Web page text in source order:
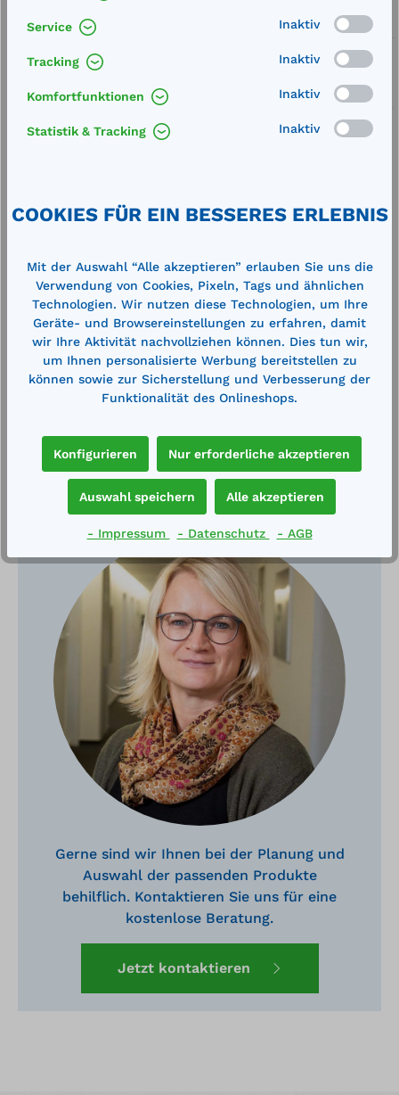
Service
Lieferung frei Haus
Zertifizierte Qualität
Beschreibung
Rückhaltekapazität: 167 Liter Gewicht: 8 kgDie
kompakte und flexible Auffangwanne läs…Mehr
Technische Daten
Haben Sie Fragen?
Gerne sind wir Ihnen bei der Planung und
Auswahl der passenden Produkte
behilflich. Kontaktieren Sie uns für eine
kostenlose Beratung.
Jetzt kontaktieren
Service Inaktiv
Tracking Inaktiv
Komfortfunktionen Inaktiv
Statistik & Tracking Inaktiv
COOKIES FÜR EIN BESSERES ERLEBNIS
Mit der Auswahl “Alle akzeptieren” erlauben Sie uns die
Verwendung von Cookies, Pixeln, Tags und ähnlichen
Technologien. Wir nutzen diese Technologien, um Ihre
Geräte- und Browsereinstellungen zu erfahren, damit
wir Ihre Aktivität nachvollziehen können. Dies tun wir,
um Ihnen personalisierte Werbung bereitstellen zu
können sowie zur Sicherstellung und Verbesserung der
Funktionalität des Onlineshops.
Konfigurieren Nur erforderliche akzeptieren
Auswahl speichern Alle akzeptieren
- Impressum - Datenschutz - AGB